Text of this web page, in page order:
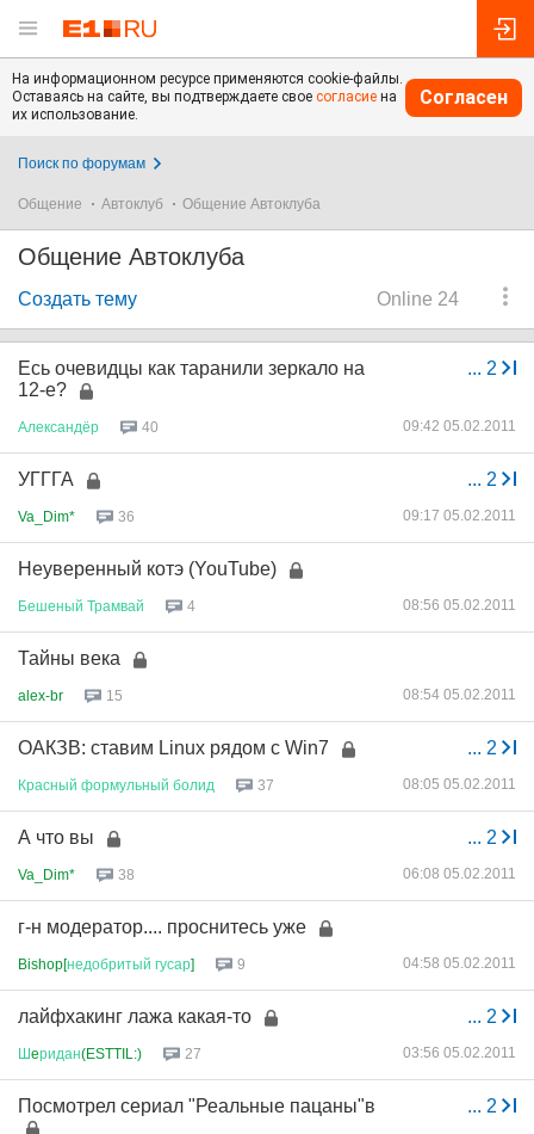
На информационном ресурсе применяются cookie-файлы.
Оставаясь на сайте, вы подтверждаете свое согласие на
их использование.
Согласен
Поиск по форумам
Общение Автоклуб Общение Автоклуба
Общение Автоклуба
Online 24
Создать тему
... 2
Есь очевидцы как таранили зеркало на
12-е?
Александёр 40 09:42 05.02.2011
... 2
УГГГА
Va_Dim* 36 09:17 05.02.2011
Неуверенный котэ (YouTube)
Бешеный Трамвай 4 08:56 05.02.2011
Тайны века
alex-br 15 08:54 05.02.2011
... 2
ОАКЗВ: ставим Linux рядом с Win7
Красный формульный болид 37 08:05 05.02.2011
... 2
А что вы
Va_Dim* 38 06:08 05.02.2011
г-н модератор.... проснитесь уже
Bishop[недобритый гусар] 9 04:58 05.02.2011
... 2
лайфхакинг лажа какая-то
Шeридан(ESTTIL:) 27 03:56 05.02.2011
... 2
Посмотрел сериал "Реальные пацаны"в